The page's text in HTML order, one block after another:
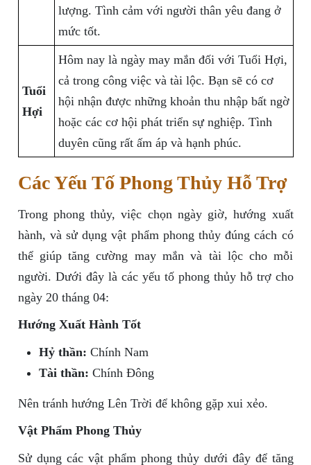
lượng. Tình cảm với người thân yêu đang ở
mức tốt.
Tuổi
Hợi
Hôm nay là ngày may mắn đối với Tuổi Hợi,
cả trong công việc và tài lộc. Bạn sẽ có cơ
hội nhận được những khoản thu nhập bất ngờ
hoặc các cơ hội phát triển sự nghiệp. Tình
duyên cũng rất ấm áp và hạnh phúc.
Các Yếu Tố Phong Thủy Hỗ Trợ
Trong phong thủy, việc chọn ngày giờ, hướng xuất
hành, và sử dụng vật phẩm phong thủy đúng cách có
thể giúp tăng cường may mắn và tài lộc cho mỗi
người. Dưới đây là các yếu tố phong thủy hỗ trợ cho
ngày 20 tháng 04:
Hướng Xuất Hành Tốt
Hỷ thần: Chính Nam
Tài thần: Chính Đông
Nên tránh hướng Lên Trời để không gặp xui xẻo.
Vật Phẩm Phong Thủy
Sử dụng các vật phẩm phong thủy dưới đây để tăng